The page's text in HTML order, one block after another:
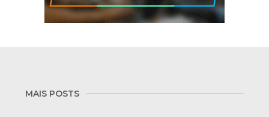
MAIS POSTS